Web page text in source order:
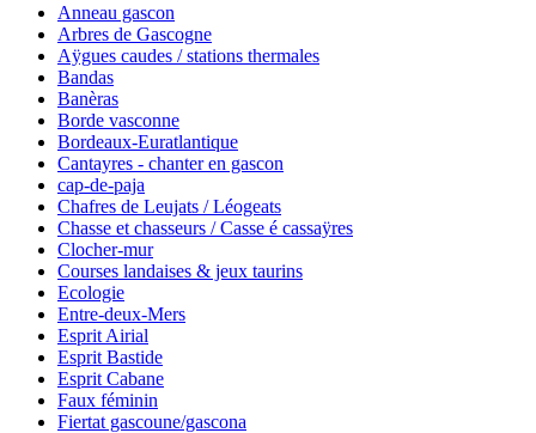
Anneau gascon
Arbres de Gascogne
Aÿgues caudes / stations thermales
Bandas
Banèras
Borde vasconne
Bordeaux-Euratlantique
Cantayres - chanter en gascon
cap-de-paja
Chafres de Leujats / Léogeats
Chasse et chasseurs / Casse é cassaÿres
Clocher-mur
Courses landaises & jeux taurins
Ecologie
Entre-deux-Mers
Esprit Airial
Esprit Bastide
Esprit Cabane
Faux féminin
Fiertat gascoune/gascona